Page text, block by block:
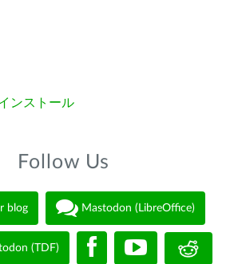
ンストール
Follow Us
blog Mastodon (LibreOffice)
(TDF)